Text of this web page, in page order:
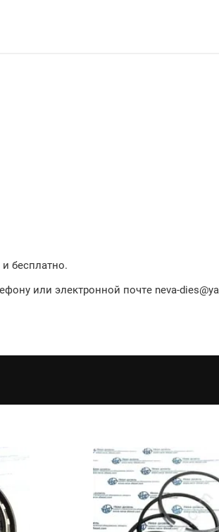
бесплатно.
или электронной почте neva-